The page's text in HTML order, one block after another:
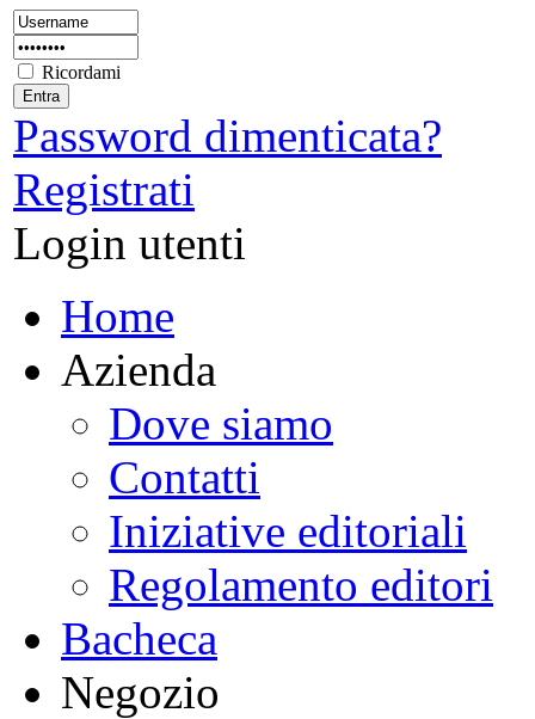
Ricordami
Password dimenticata?
Registrati
Login utenti
Home
Azienda
Dove siamo
Contatti
Iniziative editoriali
Regolamento editori
Bacheca
Negozio